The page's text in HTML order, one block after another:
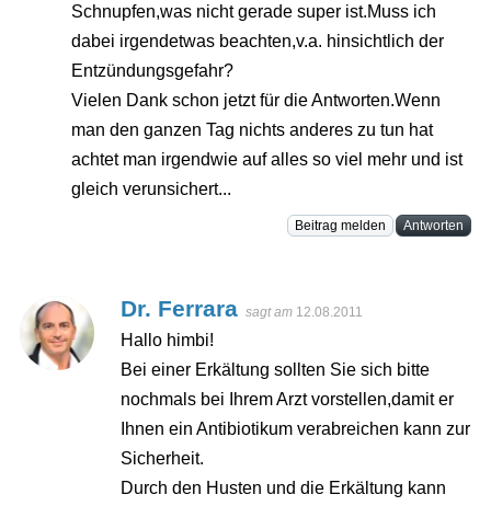
Schnupfen,was nicht gerade super ist.Muss ich
dabei irgendetwas beachten,v.a. hinsichtlich der
Entzündungsgefahr?
Vielen Dank schon jetzt für die Antworten.Wenn
man den ganzen Tag nichts anderes zu tun hat
achtet man irgendwie auf alles so viel mehr und ist
gleich verunsichert...
Beitrag melden Antworten
Dr. Ferrara sagt am 12.08.2011
Hallo himbi!
Bei einer Erkältung sollten Sie sich bitte
nochmals bei Ihrem Arzt vorstellen,damit er
Ihnen ein Antibiotikum verabreichen kann zur
Sicherheit.
Durch den Husten und die Erkältung kann